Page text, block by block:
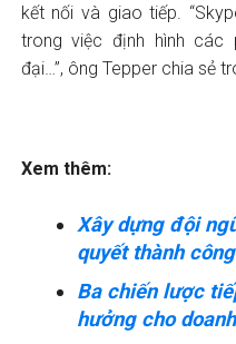
kết nối và giao tiếp.
trong việc định hình các
đại…”, ông Tepper chia sẻ
Xem thêm:
Xây dựng đội
quyết thành
Ba chiến lược
hưởng cho